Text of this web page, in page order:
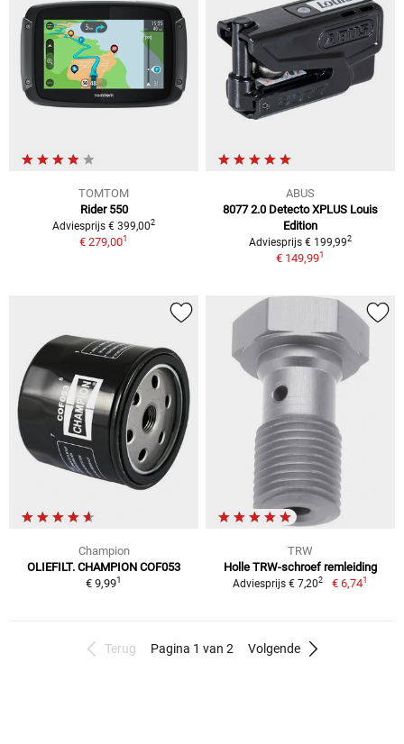
TOMTOM
Rider 550
Adviesprijs € 399,002
€ 279,001
ABUS
8077 2.0 Detecto XPLUS Louis
Edition
Adviesprijs € 199,992
€ 149,991
Champion
OLIEFILT. CHAMPION COF053
€ 9,991
TRW
Holle TRW-schroef remleiding
Adviesprijs € 7,202 € 6,741
Terug Pagina 1 van 2 Volgende